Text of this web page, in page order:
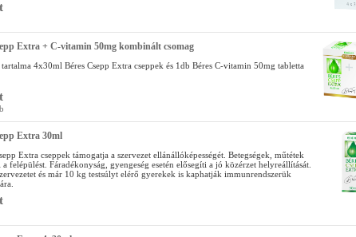
Extra + C-vitamin 50mg kombinált csomag
tartalma 4x30ml Béres Csepp Extra cseppek és 1db Béres C-vitamin 50mg tabletta
Extra 30ml
Extra cseppek támogatja a szervezet ellánállóképességét. Betegségek, műtétek
a felépülést. Fáradékonyság, gyengeség esetén elősegíti a jó közérzet helyreállítását.
és már 10 kg testsúlyt elérő gyerekek is kaphatják immunrendszerük